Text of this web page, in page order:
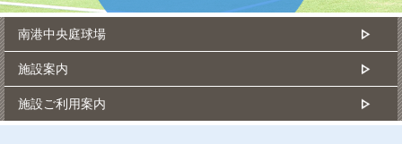
南港中央庭球場
施設案内
施設ご利用案内